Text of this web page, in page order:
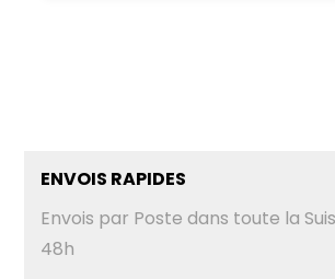
ENVOIS RAPIDES
Envois par Poste dans toute la
48h